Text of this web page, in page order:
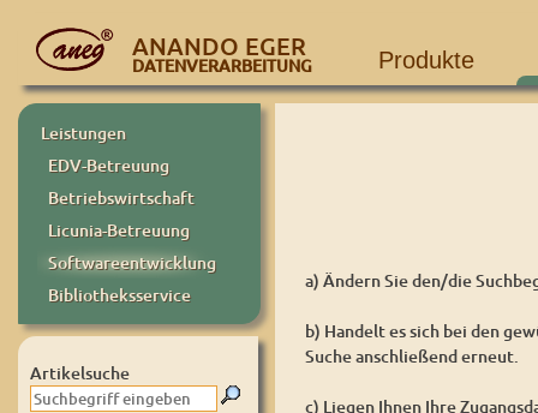
ANANDO EGER
DATENVERARBEITUNG Produkte
Leistungen
EDV-Betreuung
Betriebswirtschaft
Licunia-Betreuung
Softwareentwicklung
Bibliotheksservice
Artikelsuche
a) Ändern Sie den/die
b) Handelt es sich bei den
Suche anschließend erneut.
c) Liegen Ihnen Ihre